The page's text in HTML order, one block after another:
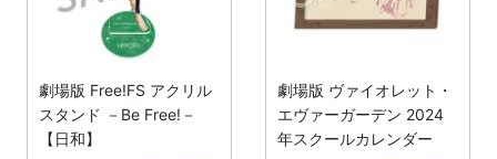
劇場版 Free!FS アクリル
スタンド －Be Free!－
【日和】
劇場版 ヴァイオレット・
エヴァーガーデン 2024
年スクールカレンダー